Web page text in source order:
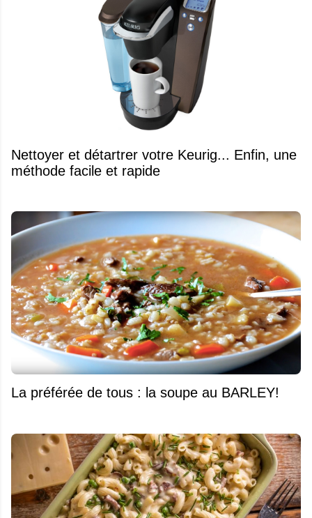
Nettoyer et détartrer votre Keurig... Enfin, une
méthode facile et rapide
La préférée de tous : la soupe au BARLEY!